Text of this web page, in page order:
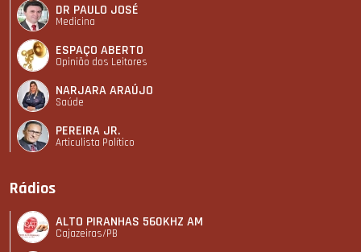
DR PAULO JOSÉ
Medicina
ESPAÇO ABERTO
Opinião dos Leitores
NARJARA ARAÚJO
Saúde
PEREIRA JR.
Articulista Polí­tico
Rádios
ALTO PIRANHAS 560KHZ AM
Cajazeiras/PB